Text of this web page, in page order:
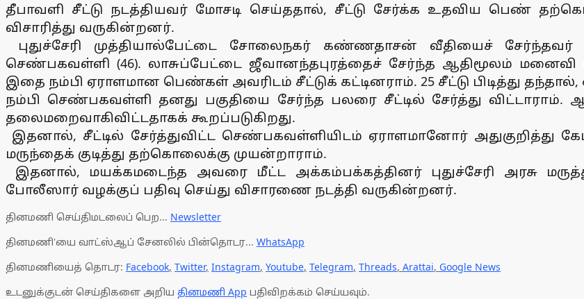
தீபாவளி சீட்டு நடத்தியவர் மோசடி செய்ததால், சீட்டு சேர்க்க உதவிய பெண்
விசாரித்து வருகின்றனர்.
புதுச்சேரி முத்தியால்பேட்டை சோலைநகர் கண்ணதாசன் வீதியைச்
செண்பகவள்ளி (46). லாசுப்பேட்டை ஜீவானந்தபுரத்தைச் சேர்ந்த ஆதிமூலம் மனைவி
இதை நம்பி ஏராளமான பெண்கள் அவரிடம் சீட்டுக் கட்டினராம். 25 சீட்டு பிடித்து
நம்பி செண்பகவள்ளி தனது பகுதியை சேர்ந்த பலரை சீட்டில் சேர்த்து
தலைமறைவாகிவிட்டதாகக் கூறப்படுகிறது.
இதனால், சீட்டில் சேர்த்துவிட்ட செண்பகவள்ளியிடம் ஏராளமானோர் அதுகுறித்து
மருந்தைக் குடித்து தற்கொலைக்கு முயன்றாராம்.
இதனால், மயக்கமடைந்த அவரை மீட்ட அக்கம்பக்கத்தினர் புதுச்சேரி அரசு
போலீஸார் வழக்குப் பதிவு செய்து விசாரணை நடத்தி வருகின்றனர்.
தினமணி செய்திமடலைப் பெற... Newsletter
தினமணி'யை வாட்ஸ்ஆப் சேனலில் பின்தொடர... WhatsApp
தினமணியைத் தொடர: Facebook, Twitter, Instagram, Youtube, Telegram, Threads, Arattai, Google News
உடனுக்குடன் செய்திகளை அறிய தினமணி App பதிவிறக்கம் செய்யவும்.